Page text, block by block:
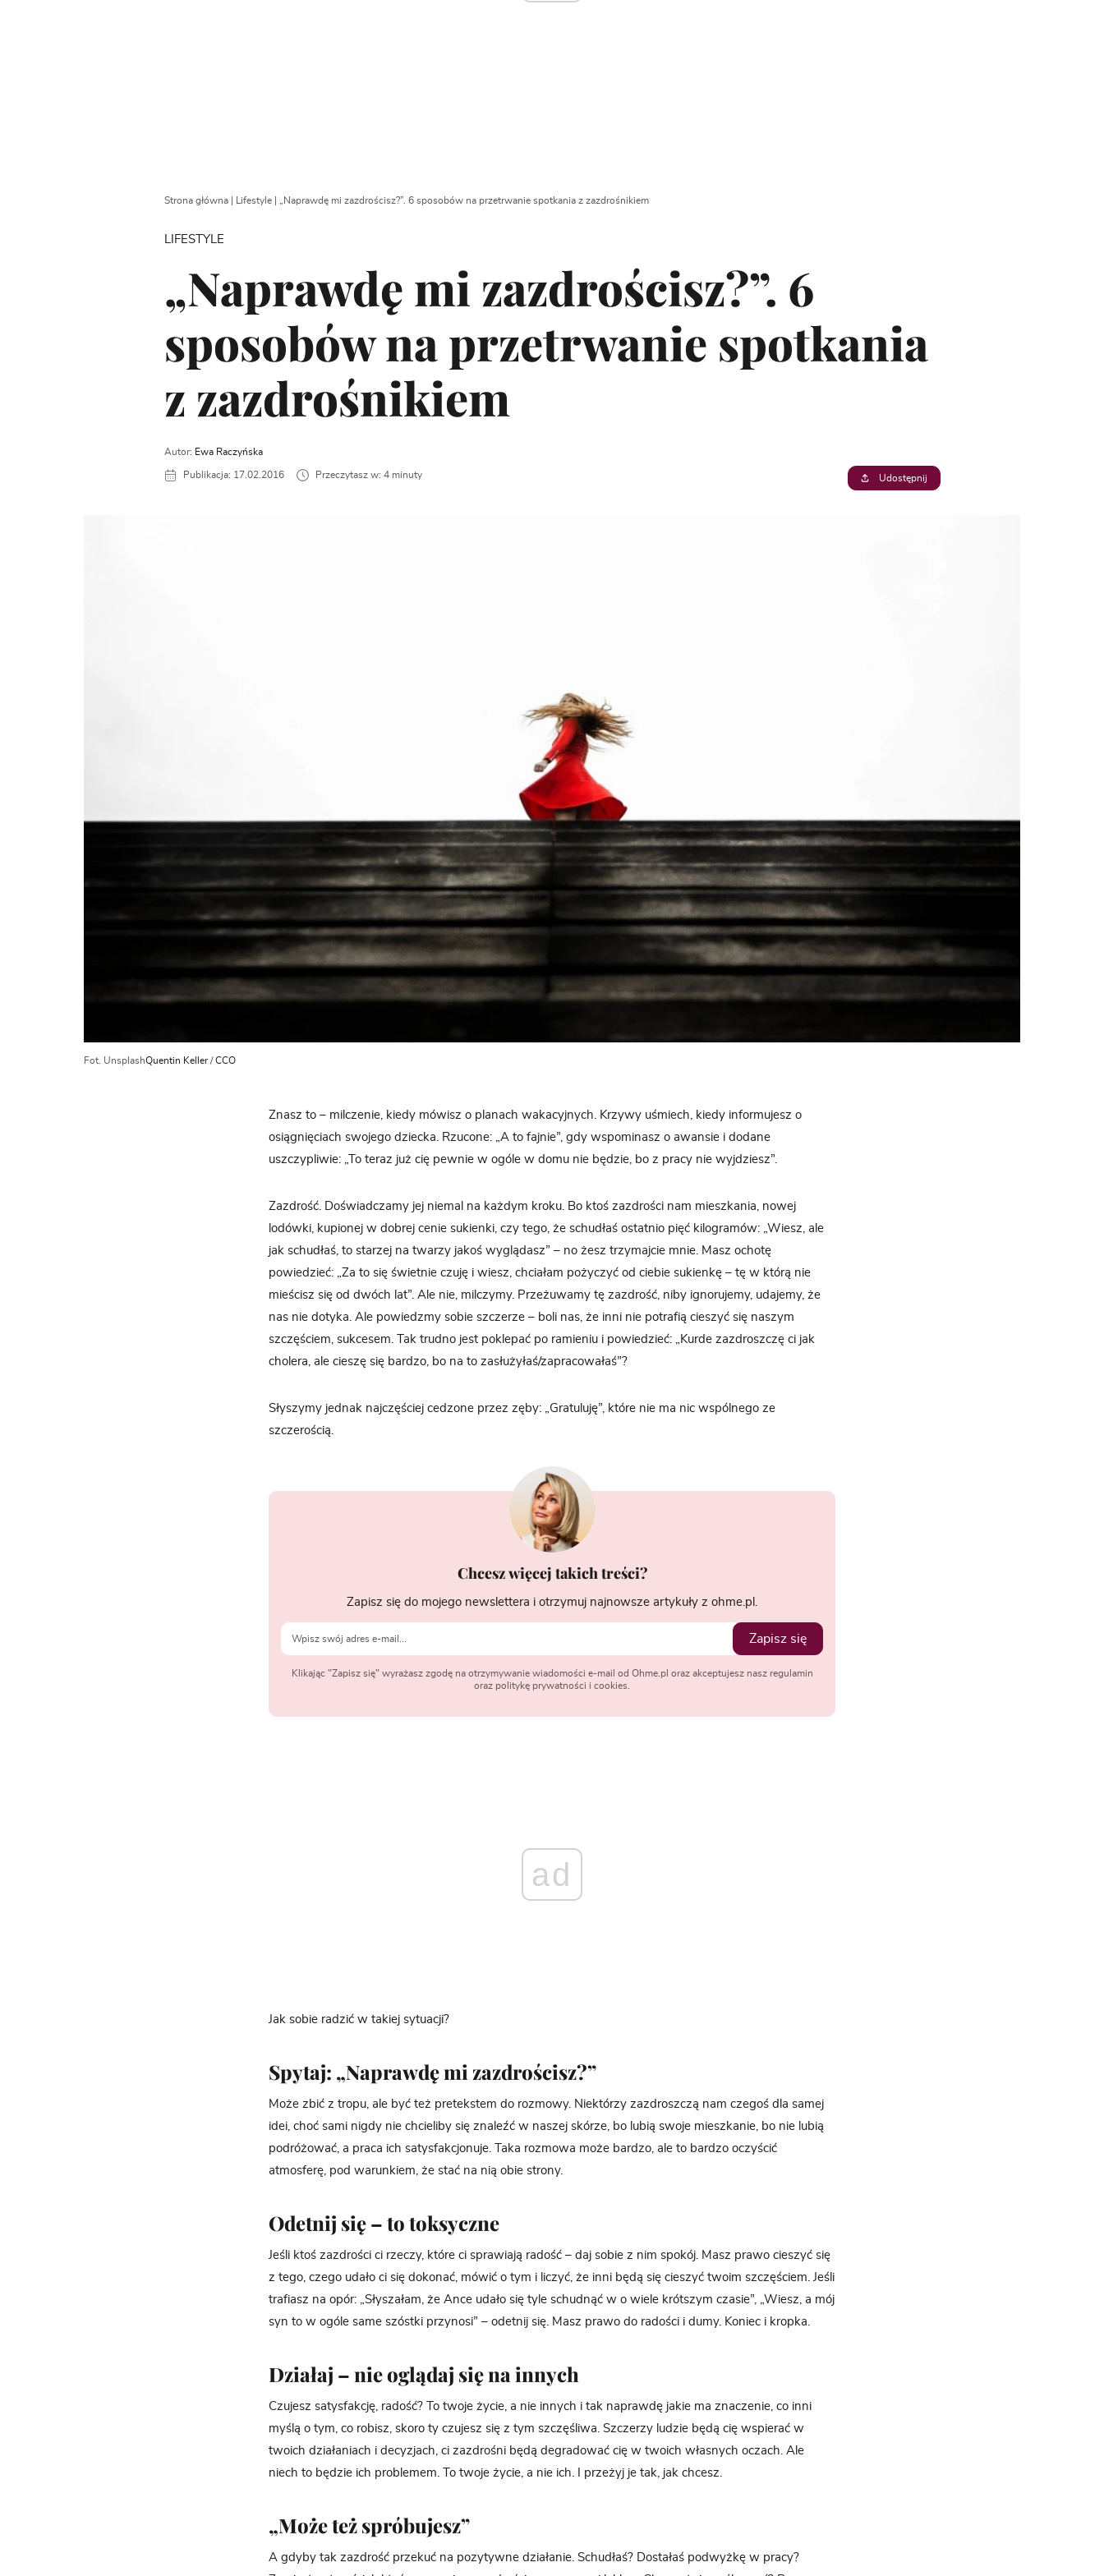
Strona główna| Lifestyle| „Naprawdę mi zazdrościsz?”. 6 sposobów na przetrwanie spotkania z zazdrośnikiem
LIFESTYLE
„Naprawdę mi zazdrościsz?”. 6
sposobów na przetrwanie spotkania
z zazdrośnikiem
Autor: Ewa Raczyńska
Publikacja: 17.02.2016 Przeczytasz w: 4 minuty Udostępnij
Fot. UnsplashQuentin Keller/CCO
Znasz to – milczenie, kiedy mówisz o planach wakacyjnych. Krzywy uśmiech, kiedy informujesz o
osiągnięciach swojego dziecka. Rzucone: „A to fajnie”, gdy wspominasz o awansie i dodane
uszczypliwie: „To teraz już cię pewnie w ogóle w domu nie będzie, bo z pracy nie wyjdziesz”.
Zazdrość. Doświadczamy jej niemal na każdym kroku. Bo ktoś zazdrości nam mieszkania, nowej
lodówki, kupionej w dobrej cenie sukienki, czy tego, że schudłaś ostatnio pięć kilogramów: „Wiesz, ale
jak schudłaś, to starzej na twarzy jakoś wyglądasz” – no żesz trzymajcie mnie. Masz ochotę
powiedzieć: „Za to się świetnie czuję i wiesz, chciałam pożyczyć od ciebie sukienkę – tę w którą nie
mieścisz się od dwóch lat”. Ale nie, milczymy. Przeżuwamy tę zazdrość, niby ignorujemy, udajemy, że
nas nie dotyka. Ale powiedzmy sobie szczerze – boli nas, że inni nie potrafią cieszyć się naszym
szczęściem, sukcesem. Tak trudno jest poklepać po ramieniu i powiedzieć: „Kurde zazdroszczę ci jak
cholera, ale cieszę się bardzo, bo na to zasłużyłaś/zapracowałaś”?
Słyszymy jednak najczęściej cedzone przez zęby: „Gratuluję”, które nie ma nic wspólnego ze
szczerością.
Chcesz więcej takich treści?
Zapisz się do mojego newslettera i otrzymuj najnowsze artykuły z ohme.pl.
Zapisz się
Klikając "Zapisz się" wyrażasz zgodę na otrzymywanie wiadomości e-mail od Ohme.pl oraz akceptujesz nasz regulamin
oraz politykę prywatności i cookies.
ad
Jak sobie radzić w takiej sytuacji?
Spytaj: „Naprawdę mi zazdrościsz?”
Może zbić z tropu, ale być też pretekstem do rozmowy. Niektórzy zazdroszczą nam czegoś dla samej
idei, choć sami nigdy nie chcieliby się znaleźć w naszej skórze, bo lubią swoje mieszkanie, bo nie lubią
podróżować, a praca ich satysfakcjonuje. Taka rozmowa może bardzo, ale to bardzo oczyścić
atmosferę, pod warunkiem, że stać na nią obie strony.
Odetnij się – to toksyczne
Jeśli ktoś zazdrości ci rzeczy, które ci sprawiają radość – daj sobie z nim spokój. Masz prawo cieszyć się
z tego, czego udało ci się dokonać, mówić o tym i liczyć, że inni będą się cieszyć twoim szczęściem. Jeśli
trafiasz na opór: „Słyszałam, że Ance udało się tyle schudnąć w o wiele krótszym czasie”, „Wiesz, a mój
syn to w ogóle same szóstki przynosi” – odetnij się. Masz prawo do radości i dumy. Koniec i kropka.
Działaj – nie oglądaj się na innych
Czujesz satysfakcję, radość? To twoje życie, a nie innych i tak naprawdę jakie ma znaczenie, co inni
myślą o tym, co robisz, skoro ty czujesz się z tym szczęśliwa. Szczerzy ludzie będą cię wspierać w
twoich działaniach i decyzjach, ci zazdrośni będą degradować cię w twoich własnych oczach. Ale
niech to będzie ich problemem. To twoje życie, a nie ich. I przeżyj je tak, jak chcesz.
„Może też spróbujesz”
A gdyby tak zazdrość przekuć na pozytywne działanie. Schudłaś? Dostałaś podwyżkę w pracy?